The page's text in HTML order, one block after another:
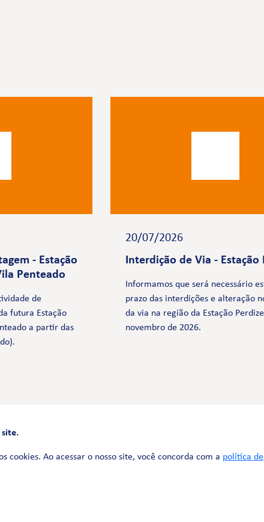
- Estação
Penteado
de
futura Estação
a partir das
20/07/2026
Interdição de Via - Estação
Informamos que será necessário
prazo das interdições e alteração
da via na região da Estação
novembro de 2026.
3172
site.
Ao acessar o nosso site, você concorda com a política de